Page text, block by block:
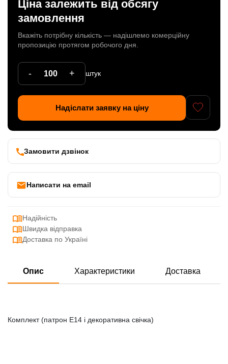
Ціна залежить від обсягу
замовлення
Вкажіть потрібну кількість — надішлемо комерційну
пропозицію протягом робочого дня.
- + штук
Надіслати заявку на ціну
Замовити дзвінок
Написати на email
Надійність
Швидка відправка
Доставка по Україні
Опис Характеристики Доставка
Комплект (патрон E14 і декоративна свічка)
Патрони
Кабельна продукція
Продукція з пластика
Керамічні вироби
Металеві вироби